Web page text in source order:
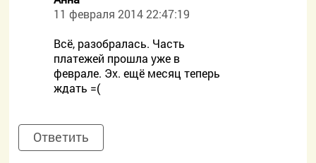
11 февраля 2014 22:47:19
Всё, разобралась. Часть
платежей прошла уже в
феврале. Эх. ещё месяц теперь
ждать =(
Ответить